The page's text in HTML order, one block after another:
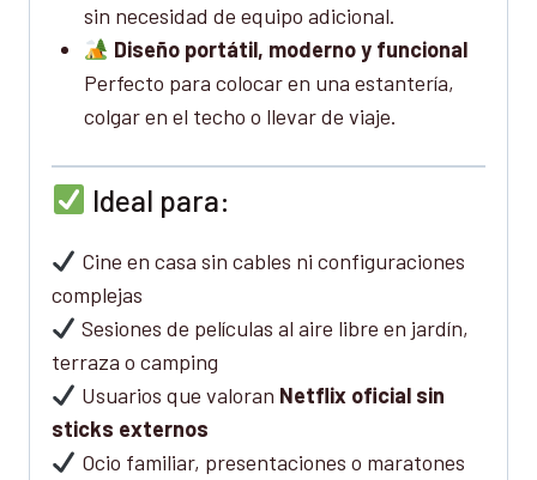
sin necesidad de equipo adicional.
Diseño portátil, moderno y funcional
Perfecto para colocar en una estantería,
colgar en el techo o llevar de viaje.
Ideal para:
Cine en casa sin cables ni configuraciones
complejas
Sesiones de películas al aire libre en jardín,
terraza o camping
Usuarios que valoran Netflix oficial sin
sticks externos
Ocio familiar, presentaciones o maratones